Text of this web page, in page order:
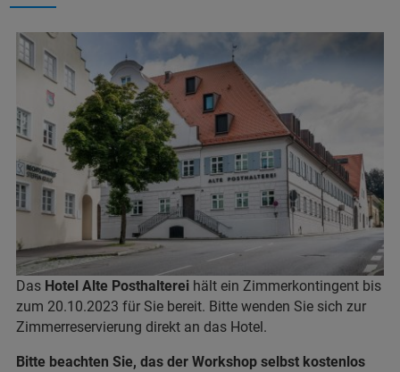
Das Hotel Alte Posthalterei hält ein Zimmerkontingent bis
zum 20.10.2023 für Sie bereit. Bitte wenden Sie sich zur
Zimmerreservierung direkt an das Hotel.
Bitte beachten Sie, das der Workshop selbst kostenlos